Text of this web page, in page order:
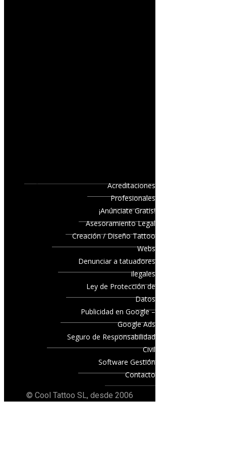
Acreditaciones
Profesionales
¡Anúnciate Gratis!
Asesoramiento Legal
Creación / Diseño Tattoo
Webs
Denunciar a tatuadores
ilegales
Ley de Protección de
Datos
Publicidad en Google –
Google Ads
Seguro de Responsabilidad
Civil
Software Gestión
Contacto
© Cool Tattoo SL, desde 2006